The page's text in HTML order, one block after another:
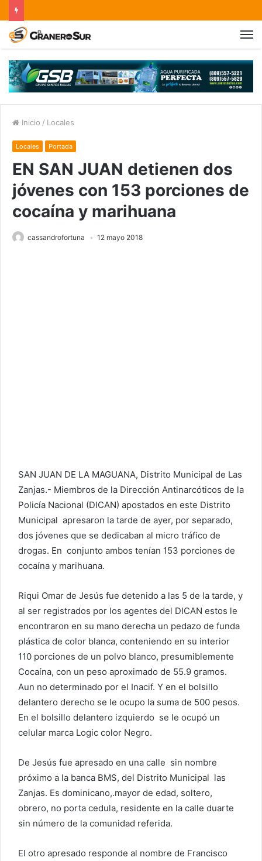
Inicio / Locales
Locales Portada
EN SAN JUAN detienen dos
jóvenes con 153 porciones de
cocaína y marihuana
cassandrofortuna 12 mayo 2018
SAN JUAN DE LA MAGUANA, Distrito Municipal de Las
Zanjas.- Miembros de la Dirección Antinarcóticos de la
Policía Nacional (DICAN) apostados en este Distrito
Municipal apresaron la tarde de ayer, por separado,
dos jóvenes que se dedicaban al micro tráfico de
drogas. En conjunto ambos tenían 153 porciones de
cocaína y marihuana.
Riqui Omar de Jesús fue detenido a las 5 de la tarde, y
al ser registrados por los agentes del DICAN estos le
encontraron en su mano derecha un pedazo de funda
plástica de color blanca, conteniendo en su interior
110 porciones de un polvo blanco, presumiblemente
Cocaína, con un peso aproximado de 55.9 gramos.
Aun no determinado por el Inacif. Y en el bolsillo
delantero derecho se le ocupo la suma de 500 pesos.
En el bolsillo delantero izquierdo se le ocupó un
celular marca Logic color Negro.
De Jesús fue apresado en una calle sin nombre
próximo a la banca BMS, del Distrito Municipal las
Zanjas. Es dominicano,.mayor de edad, soltero,
obrero, no porta cedula, residente en la calle duarte
sin número de la comunidad referida.
El otro apresado responde al nombre de Francisco